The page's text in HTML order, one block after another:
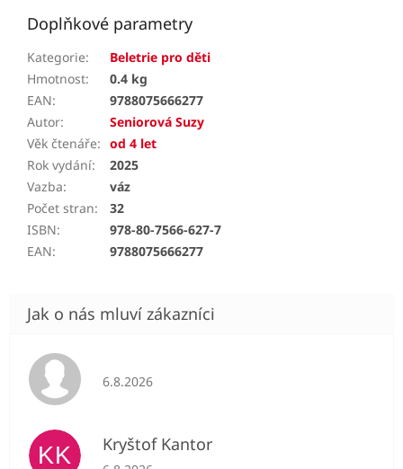
Doplňkové parametry
Kategorie:
Beletrie pro děti
Hmotnost:
0.4 kg
EAN:
9788075666277
Autor:
Seniorová Suzy
Věk čtenáře: od 4 let
Rok vydání:
2025
Vazba:
váz
Počet stran:
32
ISBN:
978-80-7566-627-7
EAN: 9788075666277
Hodnocení obchodu je 5 z 5 hvězdiček.
6.8.2026
KK Kryštof Kantor
Hodnocení obchodu je 5 z 5 hvězdiček.